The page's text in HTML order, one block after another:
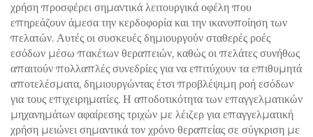
και συνεχή, μη επαφόμενη
χρήση σε κλινικές
χρήση προσφέρει σημαντικά λειτουργικά οφέλη που
επηρεάζουν άμεσα την κερδοφορία και την ικανοποίηση των
πελατών. Αυτές οι συσκευές δημιουργούν σταθερές ροές
εσόδων μέσω πακέτων θεραπειών, καθώς οι πελάτες συνήθως
απαιτούν πολλαπλές συνεδρίες για να επιτύχουν τα επιθυμητά
αποτελέσματα, δημιουργώντας έτσι προβλέψιμη ροή εσόδων
για τους επιχειρηματίες. Η αποδοτικότητα των επαγγελματικών
μηχανημάτων αφαίρεσης τριχών με λέιζερ για επαγγελματική
χρήση μειώνει σημαντικά τον χρόνο θεραπείας σε σύγκριση με